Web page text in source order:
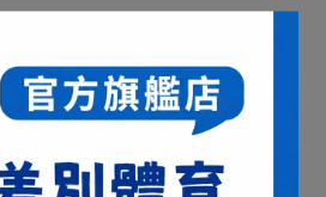
24.5 25
25.5
27.5 28